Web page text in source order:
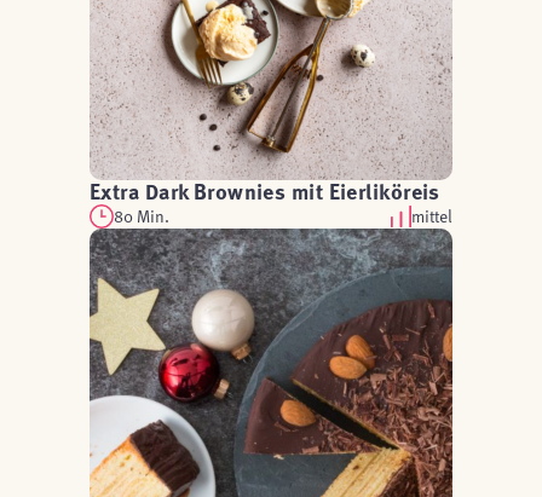
Extra Dark Brownies mit Eierliköreis
80 Min. mittel